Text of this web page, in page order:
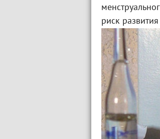
риск